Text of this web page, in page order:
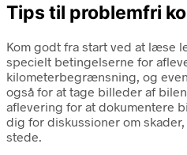
Tips til problemfri
Kom godt fra start ved at læse
specielt betingelserne for
kilometerbegrænsning, og
også for at tage billeder af
aflevering for at dokumentere
dig for diskussioner om
stede.